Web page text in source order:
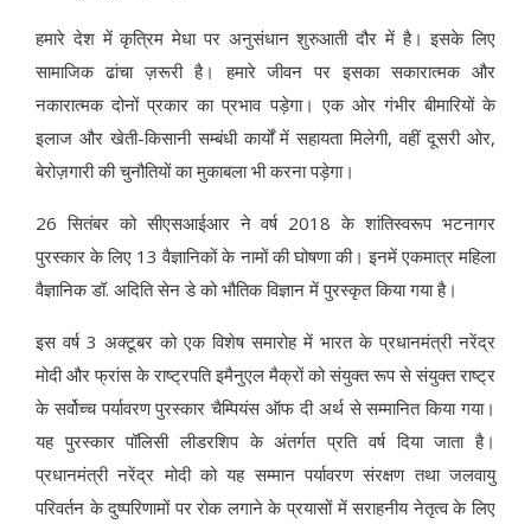
हमारे देश में कृत्रिम मेधा पर अनुसंधान शुरुआती दौर में है। इसके लिए
सामाजिक ढांचा ज़रूरी है। हमारे जीवन पर इसका सकारात्मक और
नकारात्मक दोनों प्रकार का प्रभाव पड़ेगा। एक ओर गंभीर बीमारियों के
इलाज और खेती-किसानी सम्बंधी कार्यों में सहायता मिलेगी, वहीं दूसरी ओर,
बेरोज़गारी की चुनौतियों का मुकाबला भी करना पड़ेगा।
26 सितंबर को सीएसआईआर ने वर्ष 2018 के शांतिस्वरूप भटनागर
पुरस्कार के लिए 13 वैज्ञानिकों के नामों की घोषणा की। इनमें एकमात्र महिला
वैज्ञानिक डॉ. अदिति सेन डे को भौतिक विज्ञान में पुरस्कृत किया गया है।
इस वर्ष 3 अक्टूबर को एक विशेष समारोह में भारत के प्रधानमंत्री नरेंद्र
मोदी और फ्रांस के राष्ट्रपति इमैनुएल मैक्रों को संयुक्त रूप से संयुक्त राष्ट्र
के सर्वोच्च पर्यावरण पुरस्कार चैम्पियंस ऑफ दी अर्थ से सम्मानित किया गया।
यह पुरस्कार पॉलिसी लीडरशिप के अंतर्गत प्रति वर्ष दिया जाता है।
प्रधानमंत्री नरेंद्र मोदी को यह सम्मान पर्यावरण संरक्षण तथा जलवायु
परिवर्तन के दुष्परिणामों पर रोक लगाने के प्रयासों में सराहनीय नेतृत्व के लिए